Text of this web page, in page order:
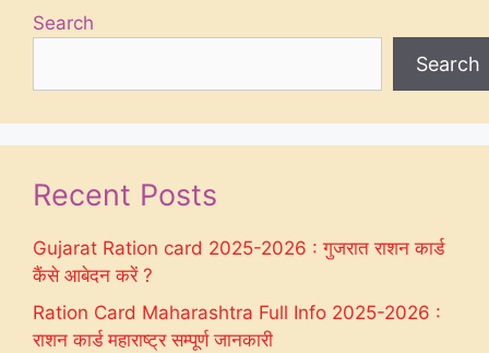
Search
Search
Recent Posts
Gujarat Ration card 2025-2026 : गुजरात राशन कार्ड
कैंसे आबेदन करें ?
Ration Card Maharashtra Full Info 2025-2026 :
राशन कार्ड महाराष्ट्र सम्पूर्ण जानकारी